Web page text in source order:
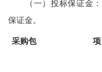
（一）投标保证金：
保证金。
采购包